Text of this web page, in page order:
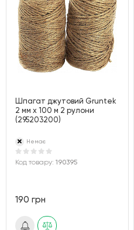
Шпагат джутовий Gruntek
2 мм x 100 м 2 рулони
(295203200)
Немає
Код товару: 190395
190 грн